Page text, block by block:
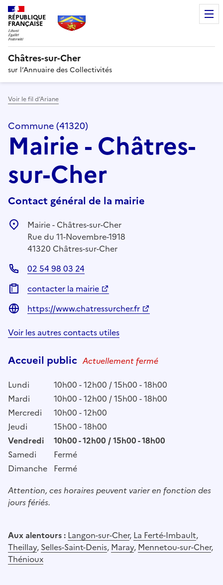
RÉPUBLIQUE
FRANÇAISE
Châtres-sur-Cher
sur l’Annuaire des Collectivités
Voir le fil d’Ariane
Commune (41320)
Mairie - Châtres-
sur-Cher
Contact général de la mairie
Mairie - Châtres-sur-Cher
Rue du 11-Novembre-1918
41320 Châtres-sur-Cher
02 54 98 03 24
contacter la mairie
https://www.chatressurcher.fr
Voir les autres contacts utiles
Accueil public Actuellement fermé
Lundi
10h00 - 12h00 / 15h00 - 18h00
Mardi
10h00 - 12h00 / 15h00 - 18h00
Mercredi
10h00 - 12h00
Jeudi
15h00 - 18h00
Vendredi
10h00 - 12h00 / 15h00 - 18h00
Samedi
Fermé
Dimanche Fermé
Attention, ces horaires peuvent varier en fonction des
jours fériés.
Aux alentours : Langon-sur-Cher, La Ferté-Imbault,
Theillay, Selles-Saint-Denis, Maray, Mennetou-sur-Cher,
Thénioux